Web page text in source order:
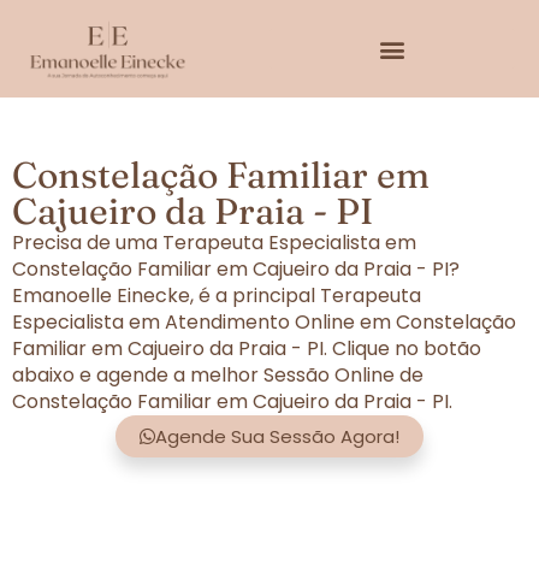
Constelação Familiar em
Cajueiro da Praia - PI
Precisa de uma Terapeuta Especialista em
Constelação Familiar em Cajueiro da Praia - PI?
Emanoelle Einecke, é a principal Terapeuta
Especialista em Atendimento Online em Constelação
Familiar em Cajueiro da Praia - PI. Clique no botão
abaixo e agende a melhor Sessão Online de
Constelação Familiar em Cajueiro da Praia - PI.
Agende Sua Sessão Agora!